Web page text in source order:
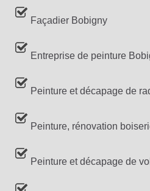
Façadier Bobigny
Entreprise de peinture
Peinture et décapage de
Peinture, rénovation
Peinture et décapage de